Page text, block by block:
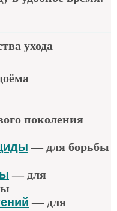
ухода
поколения
— для борьбы
— для
— для